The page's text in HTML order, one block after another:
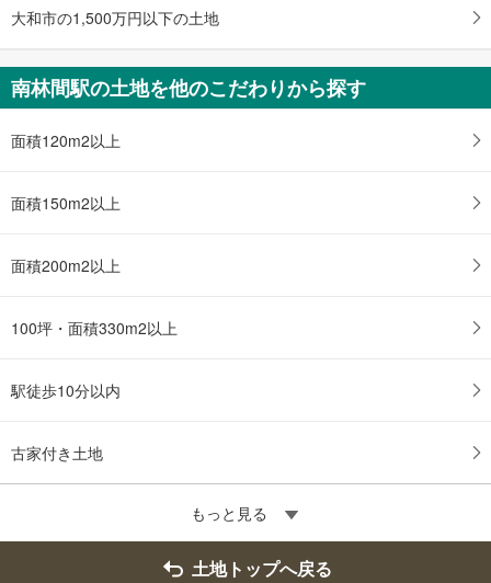
大和市の1,500万円以下の土地
南林間駅の土地を他のこだわりから探す
面積120m2以上
面積150m2以上
面積200m2以上
100坪・面積330m2以上
駅徒歩10分以内
古家付き土地
もっと見る
土地トップへ戻る